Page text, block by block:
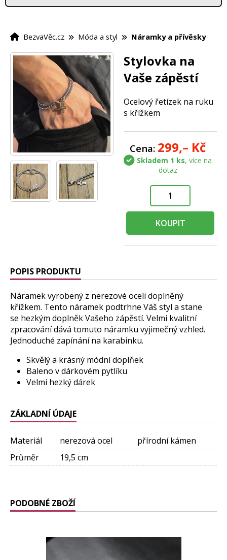
BezvaVěc.cz Móda a styl Náramky a přívěsky
Stylovka na
Vaše zápěstí
Ocelový řetízek na ruku
s křížkem
Cena: 299,– Kč
Skladem 1 ks, více na
dotaz
KOUPIT
POPIS PRODUKTU
Náramek vyrobený z nerezové oceli doplněný
křížkem. Tento náramek podtrhne Váš styl a stane
se hezkým doplněk Vašeho zápěstí. Velmi kvalitní
zpracování dává tomuto náramku vyjimečný vzhled.
Jednoduché zapínání na karabinku.
Skvělý a krásný módní doplňek
Baleno v dárkovém pytlíku
Velmi hezký dárek
ZÁKLADNÍ ÚDAJE
Materiál nerezová ocel
přírodní kámen
Průměr
19,5 cm
PODOBNÉ ZBOŽÍ